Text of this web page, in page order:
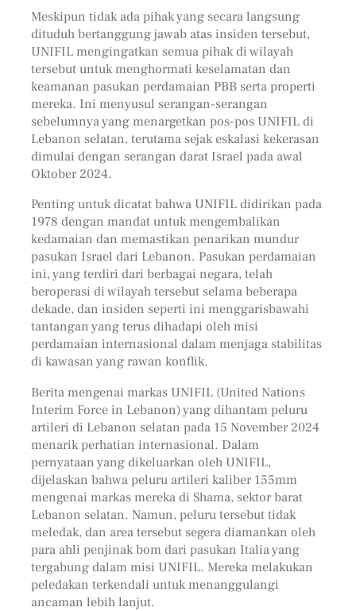
Meskipun tidak ada pihak yang secara langsung
dituduh bertanggung jawab atas insiden tersebut,
UNIFIL mengingatkan semua pihak di wilayah
tersebut untuk menghormati keselamatan dan
keamanan pasukan perdamaian PBB serta properti
mereka. Ini menyusul serangan-serangan
sebelumnya yang menargetkan pos-pos UNIFIL di
Lebanon selatan, terutama sejak eskalasi kekerasan
dimulai dengan serangan darat Israel pada awal
Oktober 2024.
Penting untuk dicatat bahwa UNIFIL didirikan pada
1978 dengan mandat untuk mengembalikan
kedamaian dan memastikan penarikan mundur
pasukan Israel dari Lebanon. Pasukan perdamaian
ini, yang terdiri dari berbagai negara, telah
beroperasi di wilayah tersebut selama beberapa
dekade, dan insiden seperti ini menggarisbawahi
tantangan yang terus dihadapi oleh misi
perdamaian internasional dalam menjaga stabilitas
di kawasan yang rawan konflik.
Berita mengenai markas UNIFIL (United Nations
Interim Force in Lebanon) yang dihantam peluru
artileri di Lebanon selatan pada 15 November 2024
menarik perhatian internasional. Dalam
pernyataan yang dikeluarkan oleh UNIFIL,
dijelaskan bahwa peluru artileri kaliber 155mm
mengenai markas mereka di Shama, sektor barat
Lebanon selatan. Namun, peluru tersebut tidak
meledak, dan area tersebut segera diamankan oleh
para ahli penjinak bom dari pasukan Italia yang
tergabung dalam misi UNIFIL. Mereka melakukan
peledakan terkendali untuk menanggulangi
ancaman lebih lanjut.